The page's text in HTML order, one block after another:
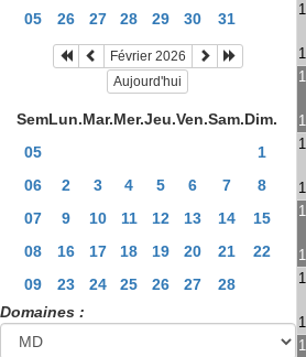
05
26 27 28 29 30 31
Février 2026
Aujourd'hui
SemLun.Mar.Mer.Jeu.Ven.Sam.Dim.
05
1
06
2 3 4 5 6 7
8
07
9 10 11 12 13 14
15
08
16 17 18 19 20 21
22
09
23 24 25 26 27
28
Domaines :